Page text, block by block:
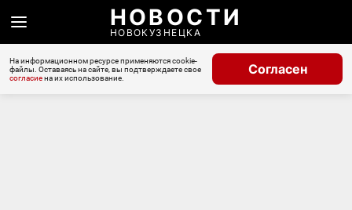
НОВОСТИ
НОВОКУЗНЕЦКА
На информационном ресурсе применяются cookie-
файлы. Оставаясь на сайте, вы подтверждаете свое
согласиена их использование.
Согласен